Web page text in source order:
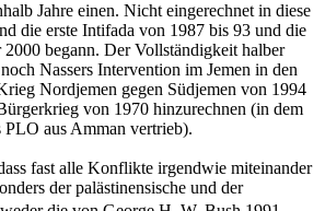
Jahre einen. Nicht eingerechnet in diese
die erste Intifada von 1987 bis 93 und die
begann. Der Vollständigkeit halber
Nassers Intervention im Jemen in den
Nordjemen gegen Südjemen von 1994
von 1970 hinzurechnen (in dem
aus Amman vertrieb).
fast alle Konflikte irgendwie miteinander
der palästinensische und der